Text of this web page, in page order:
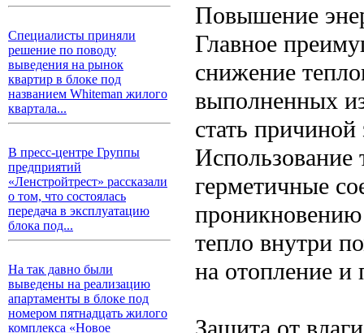
Специалисты приняли
решение по поводу
выведения на рынок
квартир в блоке под
названием Whiteman жилого
квартала...
В пресс-центре Группы
предприятий
«Ленстройтрест» рассказали
о том, что состоялась
передача в эксплуатацию
блока под...
На так давно были
выведены на реализацию
апартаменты в блоке под
номером пятнадцать жилого
комплекса «Новое
Повышение
Главное
снижение
выполненных
стать
Использование
герметичные
проникновению
тепло внутри
на отопление